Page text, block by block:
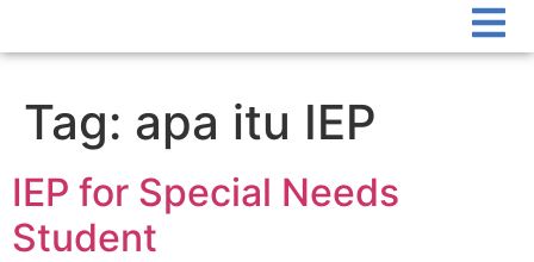
Tag: apa itu IEP
IEP for Special Needs
Student